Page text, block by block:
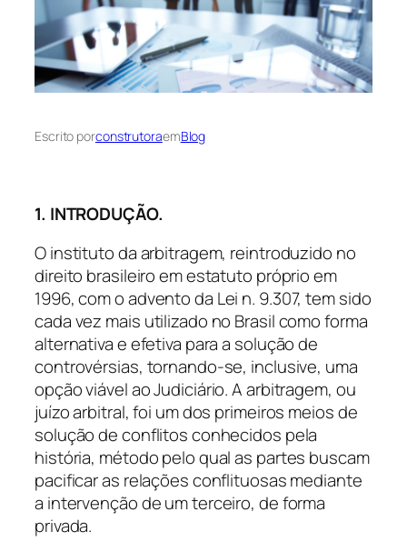
Escrito porconstrutoraemBlog
1. INTRODUÇÃO.
O instituto da arbitragem, reintroduzido no
direito brasileiro em estatuto próprio em
1996, com o advento da Lei n. 9.307, tem sido
cada vez mais utilizado no Brasil como forma
alternativa e efetiva para a solução de
controvérsias, tornando-se, inclusive, uma
opção viável ao Judiciário. A arbitragem, ou
juízo arbitral, foi um dos primeiros meios de
solução de conflitos conhecidos pela
história, método pelo qual as partes buscam
pacificar as relações conflituosas mediante
a intervenção de um terceiro, de forma
privada.